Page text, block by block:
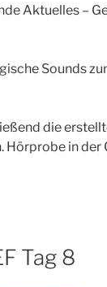
Aktuelles –
Sounds
die
Hörprobe in der
Tag 8